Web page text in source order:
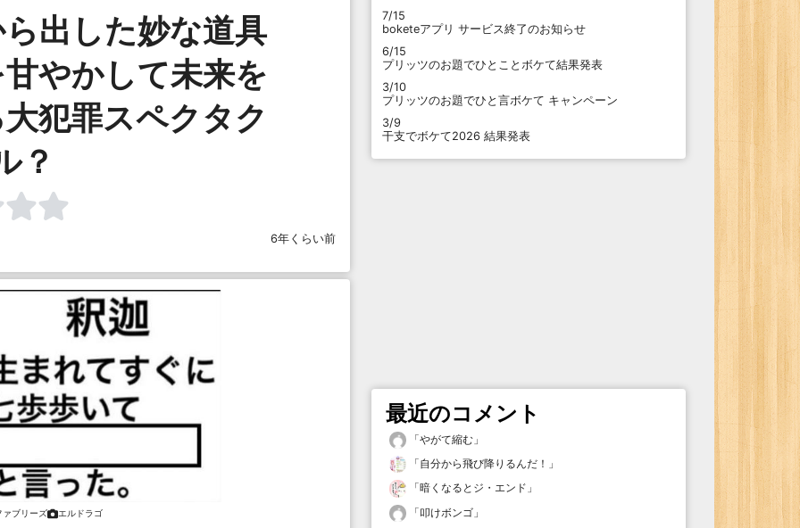
出した妙な道具
やかして未来を
犯罪スペクタク
？
6年くらい前
ァブリーズ エルドラゴ
7/15
boketeアプリ サービス終了のお知らせ
6/15
プリッツのお題でひとことボケて結果発表
3/10
プリッツのお題でひと言ボケて キャンペーン
3/9
干支でボケて2026 結果発表
最近のコメント
「やがて縮む 」
「自分から飛び降りるんだ！ 」
「暗くなるとジ・エンド 」
「叩けボンゴ 」